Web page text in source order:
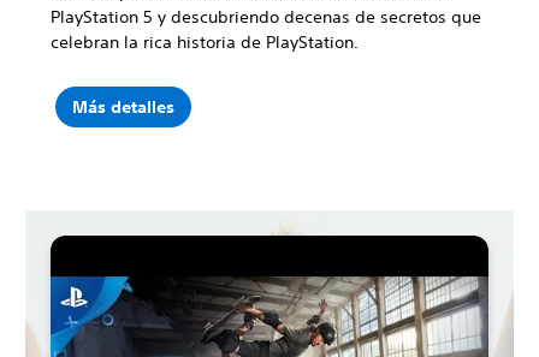
PlayStation 5 y descubriendo decenas de secretos que
celebran la rica historia de PlayStation.
Más detalles